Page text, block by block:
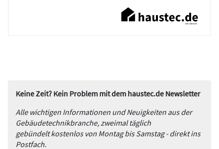
Keine Zeit? Kein Problem mit dem haustec.de Newsletter
Alle wichtigen Informationen und Neuigkeiten aus der
Gebäudetechnikbranche, zweimal täglich
gebündelt kostenlos von Montag bis Samstag - direkt ins
Postfach.